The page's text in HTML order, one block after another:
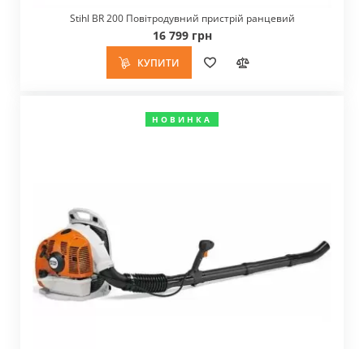
Stihl BR 200 Повітродувний пристрій ранцевий
16 799 грн
КУПИТИ
НОВИНКА